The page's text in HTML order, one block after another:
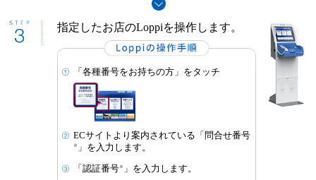
指定したお店のLoppiを操作します。
「各種番号をお持ちの方」をタッチ
ECサイトより案内されている「問合せ番号
※ 」を入力します。
「認証番号※ 」を入力します。